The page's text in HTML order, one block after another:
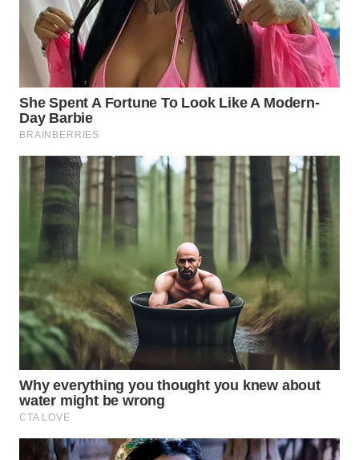
WN
SULUT
MALUKU
WN
MALUT
WN
DAIRI
WN
DANAU
TOBA
WN
WN
LANGKAT